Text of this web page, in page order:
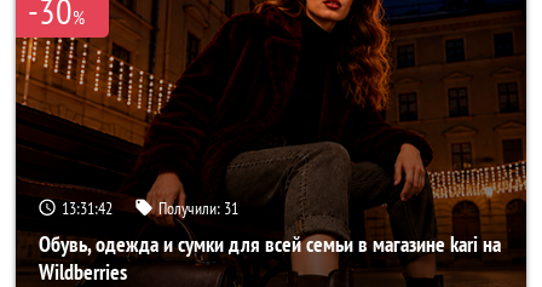
-30%
13:31:40 Получили: 31
Обувь, одежда и сумки для всей семьи в магазине kari на
Wildberries